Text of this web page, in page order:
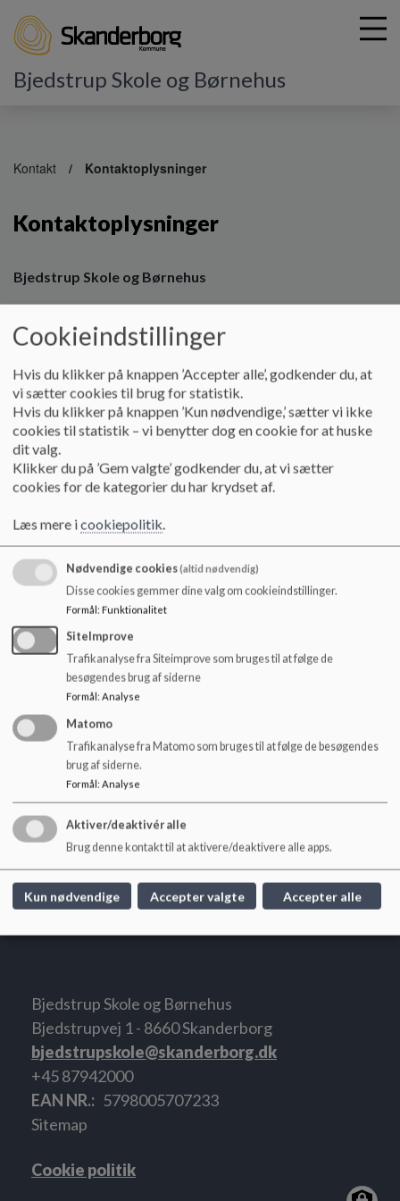
Bjedstrup Skole og Børnehus
Kontakt Kontaktoplysninger
Kontaktoplysninger
Bjedstrup Skole og Børnehus
8660 Skanderborg
bjedstrupskole@skanderborg.dk
BØRNEHUSET
Tlf 8794 2011
bjedstrup.boernehus@skanderborg.dk
LEDELSEN
Skoleleder Lars Søgaard Andersen
Tlf: 8794 2002 / 2164 0375 - E-mail:
lars.sogaard.andersen@skanderborg.dk
Daglig leder Børnehuset Mads Bentzen
Tlf: 8794 2011 / 20378884 - E-mail:
mads.bentzen@skanderborg.dk
Viceskoleleder: Caroline leth-Nissen
87942004 / 2495 4152 - E-mail:caroline.leth-
nissen@skanderborg.dk
Direkte telefon til grupperne:
SFO: tlf 4240 2016
Klubben: tlf 6087 2016
Rødkælke og Grønspætter: 4258 2016
Blåmejser 4257 2016
Gulspurve:8160 2017
Gråspurve (Naturbørnehaven): 8158 2014
Bjedstrup Skole og Børnehus
Bjedstrupvej 1 - 8660 Skanderborg
bjedstrupskole@skanderborg.dk
+45 87942000
EAN NR.
5798005707233
Sitemap
Cookie politik
Cookieindstillinger
Hvis du klikker på knappen ’Accepter alle’, godkender du, at
vi sætter cookies til brug for statistik.
Hvis du klikker på knappen ’Kun nødvendige,’ sætter vi ikke
cookies til statistik – vi benytter dog en cookie for at huske
dit valg.
Klikker du på ’Gem valgte’ godkender du, at vi sætter
cookies for de kategorier du har krydset af.
Læs mere icookiepolitik.
Nødvendige cookies(altid nødvendig)
Disse cookies gemmer dine valg om cookieindstillinger.
Formål: Funktionalitet
SiteImprove
Trafikanalyse fra Siteimprove som bruges til at følge de
besøgendes brug af siderne
Formål : Analyse
Matomo
Trafikanalyse fra Matomo som bruges til at følge de besøgendes
brug af siderne.
Formål: Analyse
Aktiver/deaktivér alle
Brug denne kontakt til at aktivere/deaktivere alle apps.
Kun nødvendige Accepter valgte Accepter alle